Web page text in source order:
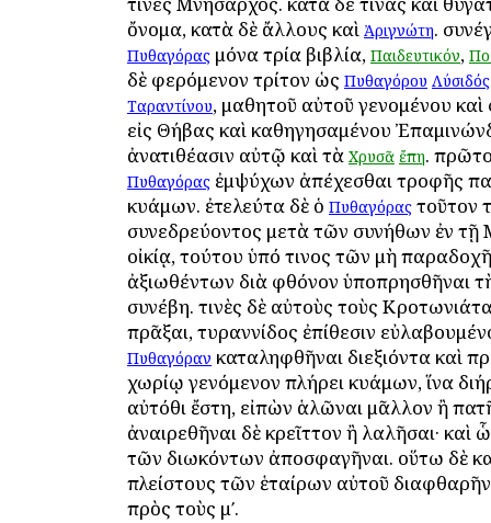
ὄνομα, κατὰ δὲ ἄλλους καὶ Ἀριγνώτη.
Πυθαγόρας μόνα τρία βιβλία, Παιδευτικόν,
δὲ φερόμενον τρίτον ὡς Πυθαγόρου Λύσιδός
Ταραντίνου, μαθητοῦ αὐτοῦ γενομένου
εἰς Θήβας καὶ καθηγησαμένου
ἀνατιθέασιν αὐτῷ καὶ τὰ Χρυσᾶ ἔπη.
Πυθαγόρας ἐμψύχων ἀπέχεσθαι τροφῆς
κυάμων. ἐτελεύτα δὲ ὁ Πυθαγόρας τοῦτον
συνεδρεύοντος μετὰ τῶν συνήθων ἐν
οἰκίᾳ, τούτου ὑπό τινος τῶν μὴ
ἀξιωθέντων διὰ φθόνον ὑποπρησθῆναι
συνέβη. τινὲς δὲ αὐτοὺς τοὺς
πρᾶξαι, τυραννίδος ἐπίθεσιν
Πυθαγόραν καταληφθῆναι διεξιόντα καὶ
χωρίῳ γενόμενον πλήρει κυάμων, ἵνα
αὐτόθι ἔστη, εἰπὼν ἁλῶναι μᾶλλον ἢ
ἀναιρεθῆναι δὲ κρεῖττον ἢ λαλῆσαι· καὶ
τῶν διωκόντων ἀποσφαγῆναι. οὕτω δὲ
πλείστους τῶν ἑταίρων αὐτοῦ
πρὸς τοὺς μʹ.